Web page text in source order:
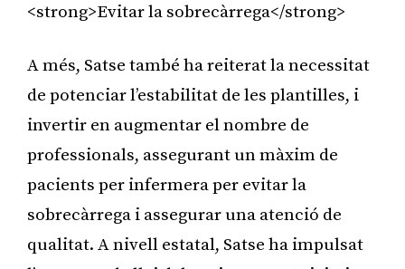
<strong>Evitar la sobrecàrrega</strong>
A més, Satse també ha reiterat la necessitat
de potenciar l’estabilitat de les plantilles, i
invertir en augmentar el nombre de
professionals, assegurant un màxim de
pacients per infermera per evitar la
sobrecàrrega i assegurar una atenció de
qualitat. A nivell estatal, Satse ha impulsat